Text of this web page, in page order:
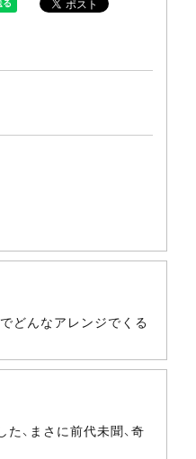
どんなアレンジでくる
、まさに前代未聞、奇